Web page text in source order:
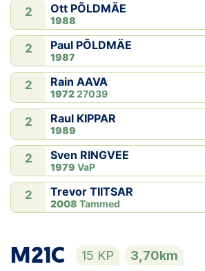
2 Ott PÕLDMÄE
1988
2 Paul PÕLDMÄE
1987
2 Rain AAVA
197227039
2 Raul KIPPAR
1989
2 Sven RINGVEE
1979 VaP
2 Trevor TIITSAR
2008 Tammed
M21C 15 KP 3,70km